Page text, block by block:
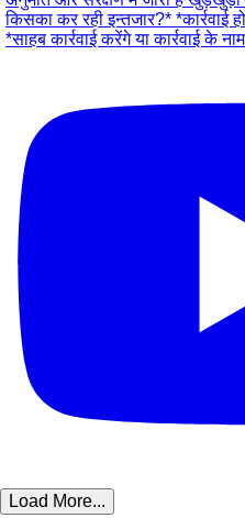
Load More...